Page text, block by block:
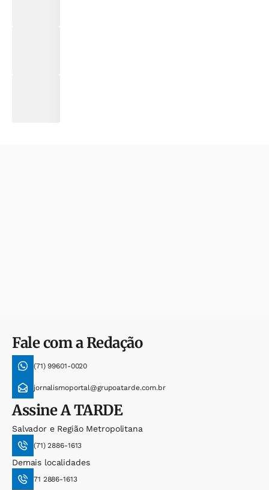
Fale com a Redação
(71) 99601-0020
jornalismoportal@grupoatarde.com.br
AssineA TARDE
Salvador e Região Metropolitana
(71) 2886-1613
Demais localidades
71 2886-1613